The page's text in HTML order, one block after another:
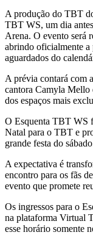
​A produção do TBT
TBT WS, um dia
Arena. O evento será
abrindo oficialmente a
aguardados do
​A prévia contará com
cantora Camyla Mello
dos espaços mais
​O Esquenta TBT WS
Natal para o TBT e
grande festa do
A expectativa é
encontro para os fãs
evento que promete
​Os ingressos para o
na plataforma Virtual
esse horário somente